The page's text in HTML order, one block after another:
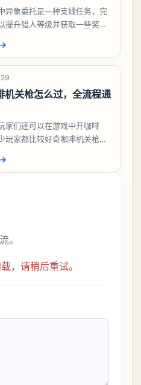
异象委托是一种支线任务，完
提升猎人等级并获取一些奖
游戏熊就来告诉大家。异环异
归任务攻
→
机关枪怎么过，全流程通
家们还可以在游戏中开咖啡
玩家都比较好奇咖啡机关枪应
。异环咖啡机关枪怎么过一、
→
。
，请稍后重试。